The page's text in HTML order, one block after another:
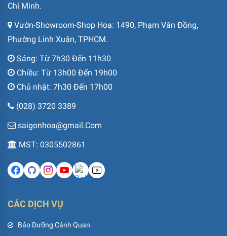
Chí Minh.
Vườn-Showroom-Shop Hoa: 1490, Phạm Văn Đồng,
Phường Linh Xuân, TPHCM.
Sáng: Từ 7h30 Đến 11h30
Chiều: Từ 13h00 Đến 19h00
Chủ nhật: 7h30 Đến 17h00
(028) 3720 3389
saigonhoa@gmail.Com
MST: 0305502861
CÁC DỊCH VỤ
Bảo Dưỡng Cảnh Quan